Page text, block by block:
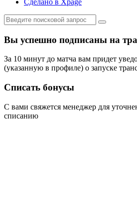
Вы успешно подписаны на
За 10 минут до матча вам придет
(указанную в профиле) о запуске
Списать бонусы
С вами свяжется менеджер для
списанию